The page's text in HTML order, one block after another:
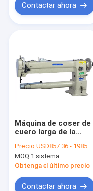
Contactar ahora
Máquina de coser de
cuero larga de la
compuesta del brazo
2200RPM DP17
Precio:USD857.36 - 1985.3 per set
MOQ:1 sistema
Obtenga el último precio
Contactar ahora